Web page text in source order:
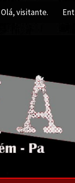
Olá, visitante.